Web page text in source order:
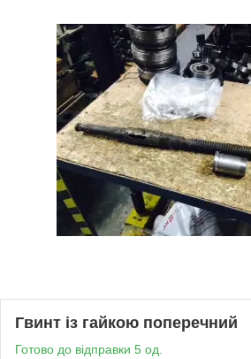
Гвинт із гайкою поперечний
Готово до відправки 5 од.